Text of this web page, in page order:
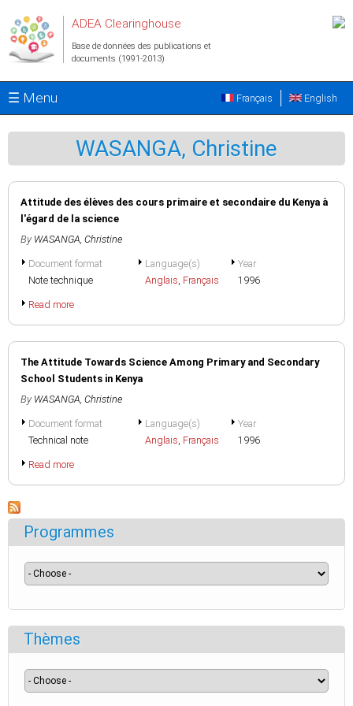
ADEA Clearinghouse
Base de données des publications et
documents (1991-2013)
☰ Menu English
Français
WASANGA, Christine
Attitude des élèves des cours primaire et secondaire du Kenya à
l'égard de la science
By WASANGA, Christine
Document format
Note technique
Language(s)
Anglais, Français
Year
1996
Read more
The Attitude Towards Science Among Primary and Secondary
School Students in Kenya
By WASANGA, Christine
Document format
Technical note
Language(s)
Anglais, Français
Year
1996
Read more
Programmes
Thèmes